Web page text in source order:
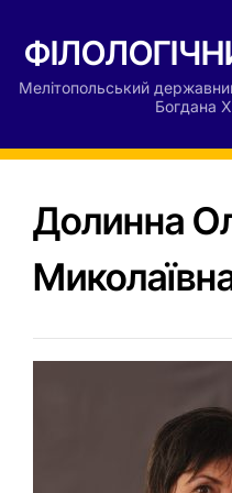
Мелітопольський
Богдана
Долинна